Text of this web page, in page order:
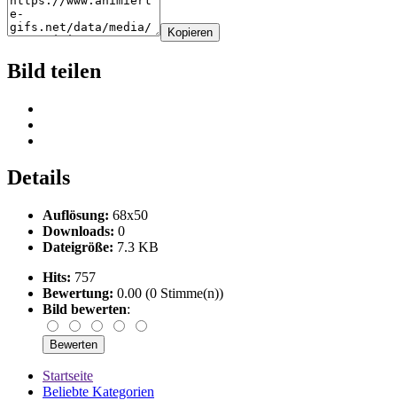
Kopieren
Bild teilen
Details
Auflösung: 68x50
Downloads: 0
Dateigröße: 7.3 KB
Hits: 757
Bewertung: 0.00 (0 Stimme(n))
Bild bewerten:
Startseite
Beliebte Kategorien